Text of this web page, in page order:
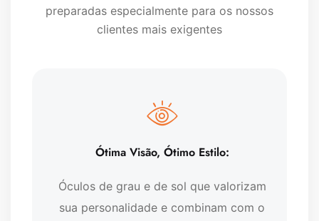
preparadas especialmente para os nossos
clientes mais exigentes
Ótima Visão, Ótimo Estilo:
Óculos de grau e de sol que valorizam
sua personalidade e combinam com o